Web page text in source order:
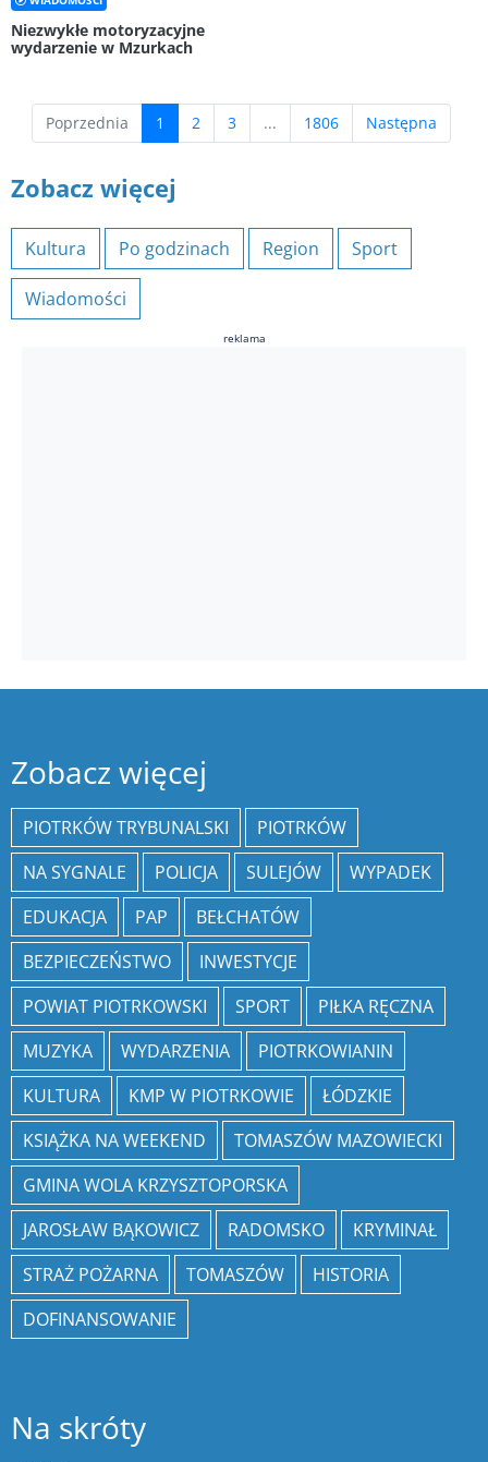
Niezwykłe motoryzacyjne
wydarzenie w Mzurkach
Poprzednia 1 (current)
2 3 ... 1806 Następna
Zobacz więcej
Kultura Po godzinach Region Sport
Wiadomości
reklama
Zobacz więcej
PIOTRKÓW TRYBUNALSKI
PIOTRKÓW
NA SYGNALE
POLICJA SULEJÓW
WYPADEK
EDUKACJA
PAP
BEŁCHATÓW
BEZPIECZEŃSTWO
INWESTYCJE
POWIAT PIOTRKOWSKI
SPORT
PIŁKA RĘCZNA
MUZYKA
WYDARZENIA
PIOTRKOWIANIN
KULTURA
KMP W PIOTRKOWIE
ŁÓDZKIE
KSIĄŻKA NA WEEKEND
TOMASZÓW MAZOWIECKI
GMINA WOLA KRZYSZTOPORSKA
JAROSŁAW BĄKOWICZ
RADOMSKO
KRYMINAŁ
STRAŻ POŻARNA
TOMASZÓW
HISTORIA
DOFINANSOWANIE
Na skróty